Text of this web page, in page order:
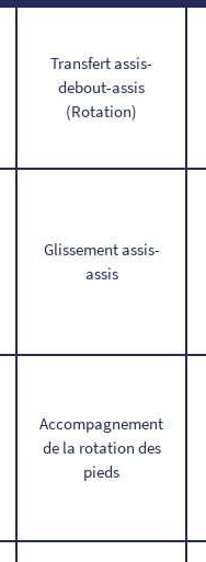
Transfert assis-
debout-assis
(Rotation)
Glissement assis-
assis
Accompagnement
de la rotation des
pieds